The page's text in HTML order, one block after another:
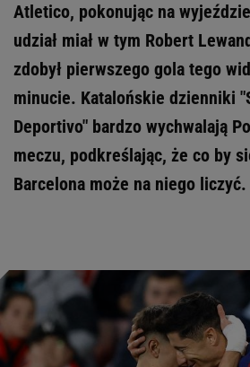
Atletico, pokonując na
udział miał w tym Robert
zdobył pierwszego gola tego
minucie. Katalońskie dzienniki
Deportivo" bardzo wychwalają
meczu, podkreślając, że co by
Barcelona może na niego liczyć.